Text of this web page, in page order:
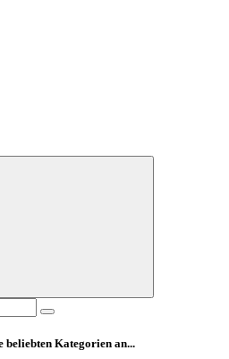
beliebten Kategorien an...